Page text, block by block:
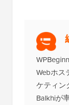
Webホス
ケティン
Balkhiが